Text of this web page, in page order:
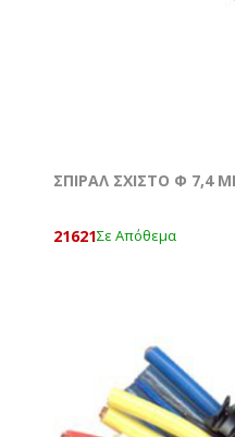
ΣΠΙΡΑΛ ΣΧΙΣΤΟ Φ 7,4
21621Σε Απόθεμα